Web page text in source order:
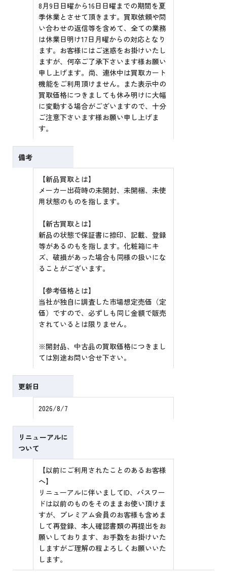
8月9日日曜から16日日曜までの期間を夏
季休業とさせて頂きます。買取依頼や問
い合わせの返信等を含めて、全ての業務
は休業日明け17日月曜からの対応となり
ます。お客様にはご迷惑をお掛けいたし
ますが、何卒ご了承下さいます様お願い
申し上げます。尚、連休中は買取カート
機能をご利用頂けません。また表示中の
買取価格につきましても休み明けに大幅
に変動する場合がございますので、十分
ご注意下さいます様お願い申し上げま
す。
備考
【新品買取とは】
メーカー出荷時の未開封、未開梱、未使
用状態のものを指します。
【新古買取とは】
新品の状態で保証書に捺印、記載、登録
等があるのもを指します。化粧箱にキ
ズ、破損があった場合も同様の扱いにな
ることがございます。
【参考価格とは】
当社が独自に調査した市場想定売価（定
価）ですので、必ずしも同じ金額で販売
されているとは限りません。
※開封品、中古品の買取価格につきまし
ては別途お問い合せ下さい。
更新日
2026/8/7
リニューアルに
ついて
【以前にご利用されたことのあるお客様
へ】
リニューアルに伴いましてID、パスワー
ドは以前のものをそのままお使い頂けま
すが、プレミアム会員のお客様も含めま
して再登録、本人確認書類の再提出をお
願いしております、お手数をお掛けいた
しますがご理解の程よろしくお願いいた
します。